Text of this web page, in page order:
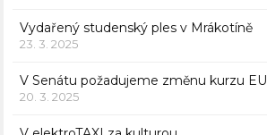
Vydařený studenský ples v Mrákotíně
23. 3. 2025
V Senátu požadujeme změnu kurzu EU
20. 3. 2025